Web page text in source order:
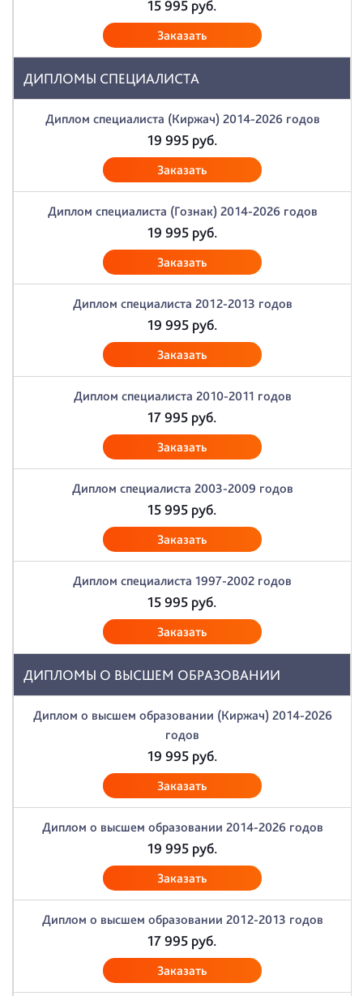
15 995 руб.
Заказать
ДИПЛОМЫ СПЕЦИАЛИСТА
Диплом специалиста (Киржач) 2014-2026 годов
19 995руб.
Заказать
Диплом специалиста (Гознак) 2014-2026 годов
19 995руб.
Заказать
Диплом специалиста 2012-2013 годов
19 995руб.
Заказать
Диплом специалиста 2010-2011 годов
17 995 руб.
Заказать
Диплом специалиста 2003-2009 годов
15 995 руб.
Заказать
Диплом специалиста 1997-2002 годов
15 995 руб.
Заказать
ДИПЛОМЫ О ВЫСШЕМ ОБРАЗОВАНИИ
Диплом о высшем образовании (Киржач) 2014-2026
годов
19 995руб.
Заказать
Диплом о высшем образовании 2014-2026 годов
19 995руб.
Заказать
Диплом о высшем образовании 2012-2013 годов
17 995 руб.
Заказать